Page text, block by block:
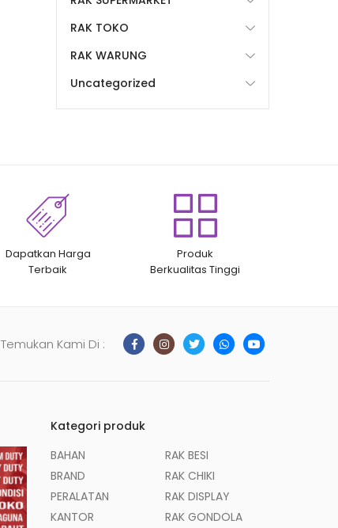
RAK TOKO
RAK WARUNG
Uncategorized
Dapatkan Harga
Terbaik
Produk
Berkualitas Tinggi
Temukan Kami Di :
Kategori produk
BAHAN
BRAND
PERALATAN
KANTOR
RAK BESI
RAK CHIKI
RAK DISPLAY
RAK GONDOLA